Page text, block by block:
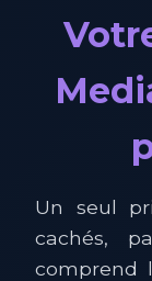
Un seul
cachés,
comprend